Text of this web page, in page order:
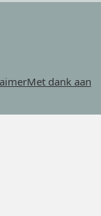
Met dank aan